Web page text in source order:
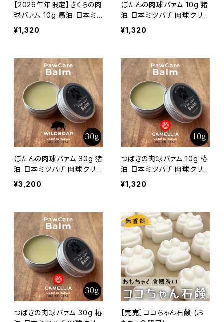
【2026午年限定】さくらの肉
球バァム 10g 馬油 日本ミ
ツバチ 肉球クリーム
¥1,320
ぼたんの肉球バァム 10g 猪
油 日本ミツバチ 肉球クリ
ーム
¥1,320
ぼたんの肉球バァム 30g 猪
油 日本ミツバチ 肉球クリ
ーム
¥3,200
つばきの肉球バァム 10g 椿
油 日本ミツバチ 肉球クリ
ーム
¥1,320
つばきの肉球バァム 30g 椿
［完売］ココちゃん石鹸 (お